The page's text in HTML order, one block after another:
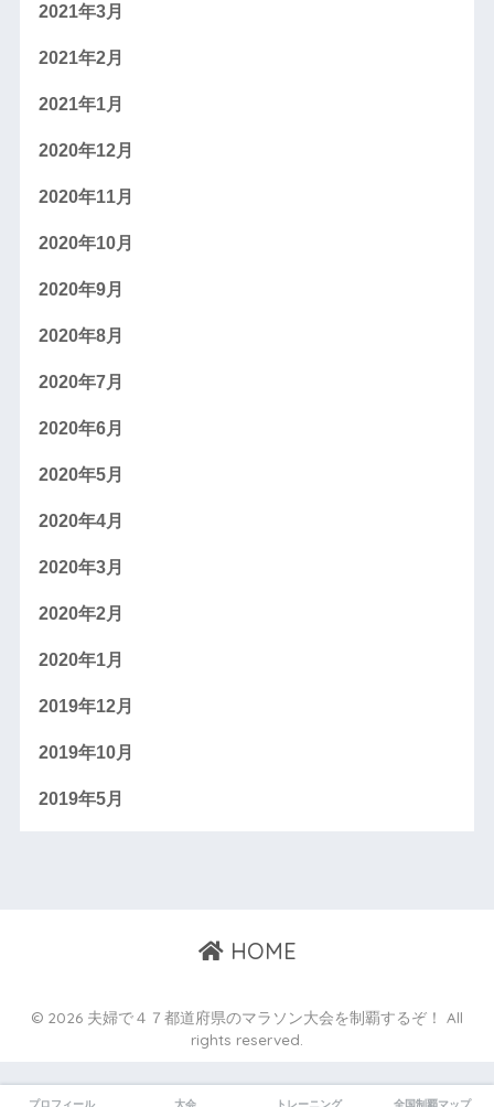
2021年3月
2021年2月
2021年1月
2020年12月
2020年11月
2020年10月
2020年9月
2020年8月
2020年7月
2020年6月
2020年5月
2020年4月
2020年3月
2020年2月
2020年1月
2019年12月
2019年10月
2019年5月
HOME
© 2026 夫婦で４７都道府県のマラソン大会を制覇するぞ！ All
rights reserved.
プロフィール 大会 トレーニング 全国制覇マップ